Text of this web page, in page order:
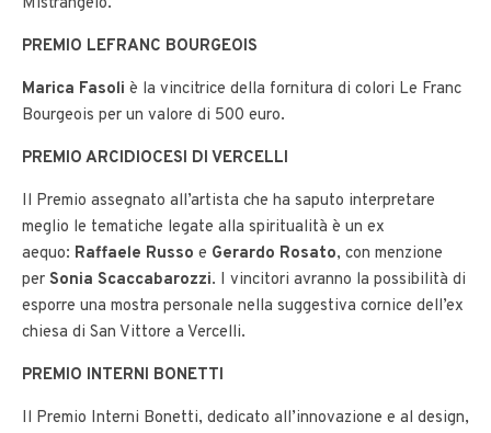
PREMIO LEFRANC BOURGEOIS
Marica Fasoli è la vincitrice della fornitura di colori Le Franc
Bourgeois per un valore di 500 euro.
PREMIO ARCIDIOCESI DI VERCELLI
Il Premio assegnato all’artista che ha saputo interpretare
meglio le tematiche legate alla spiritualità è un ex
aequo: Raffaele Russo e Gerardo Rosato, con menzione
per Sonia Scaccabarozzi. I vincitori avranno la possibilità di
esporre una mostra personale nella suggestiva cornice dell’ex
chiesa di San Vittore a Vercelli.
PREMIO INTERNI BONETTI
Il Premio Interni Bonetti, dedicato all’innovazione e al design,